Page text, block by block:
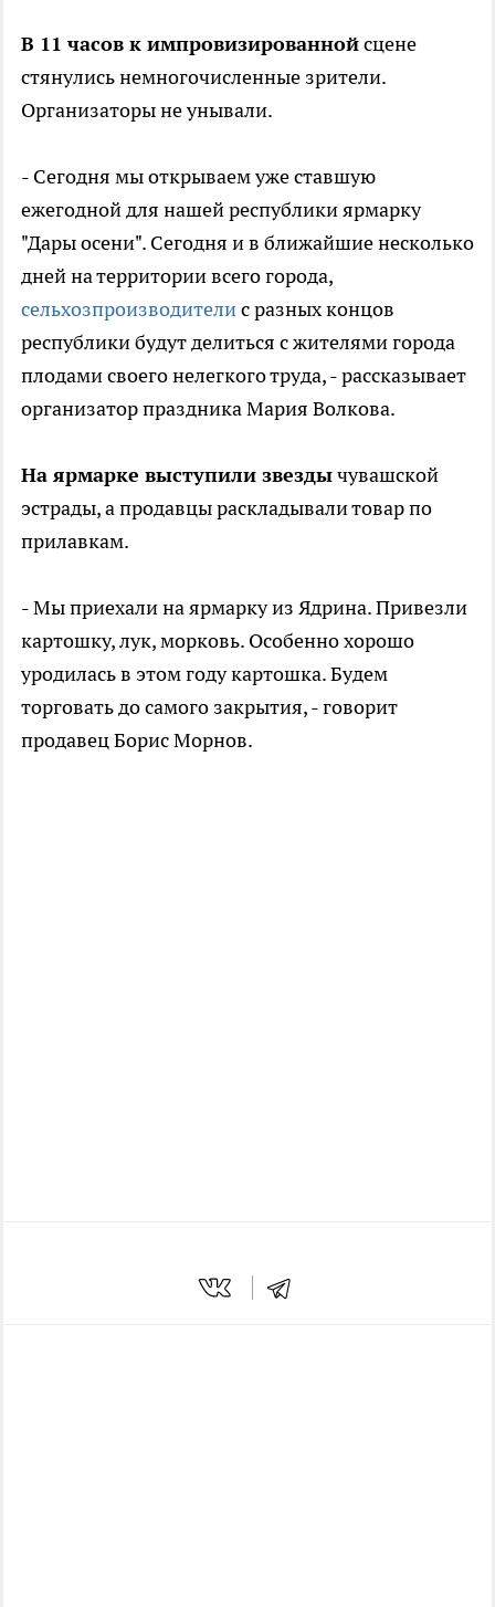
В 11 часов к импровизированнойсцене
стянулись немногочисленные зрители.
Организаторы не унывали.
- Сегодня мы открываем уже ставшую
ежегодной для нашей республики ярмарку
"Дары осени". Сегодня и в ближайшие несколько
дней на территории всего города,
сельхозпроизводителис разных концов
республики будут делиться с жителями города
плодами своего нелегкого труда, - рассказывает
организатор праздника Мария Волкова.
На ярмарке выступили звездычувашской
эстрады, а продавцы раскладывали товар по
прилавкам.
- Мы приехали на ярмарку из Ядрина. Привезли
картошку, лук, морковь. Особенно хорошо
уродилась в этом году картошка. Будем
торговать до самого закрытия, - говорит
продавец Борис Морнов.